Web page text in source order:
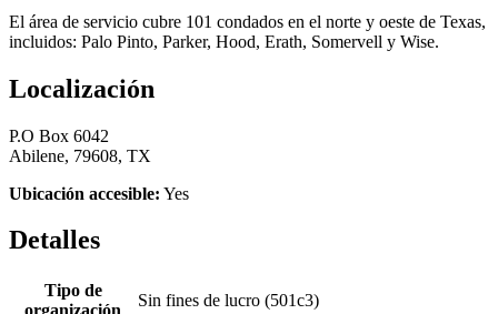
El área de servicio cubre 101 condados en el norte y oeste de Texas,
incluidos: Palo Pinto, Parker, Hood, Erath, Somervell y Wise.
Localización
P.O Box 6042
Abilene, 79608, TX
Ubicación accesible: Yes
Detalles
Tipo de
Sin fines de lucro (501c3)